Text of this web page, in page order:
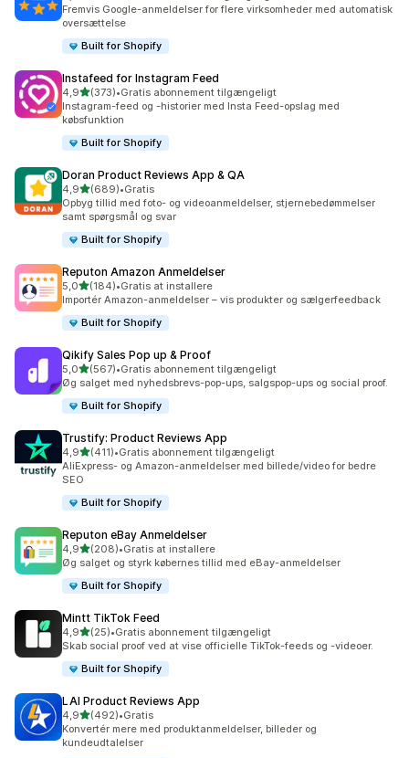
Fremvis Google-anmeldelser for flere virksomheder med automatisk
oversættelse
Built for Shopify
Instafeed for Instagram Feed
4,9ud af 5 stjerner
(373)
373 anmeldelser i alt
•Gratis abonnement tilgængeligt
Instagram-feed og -historier med Insta Feed-opslag med
købsfunktion
Built for Shopify
Doran Product Reviews App & QA
4,9ud af 5 stjerner
(689)
689 anmeldelser i alt
•Gratis
Opbyg tillid med foto- og videoanmeldelser, stjernebedømmelser
samt spørgsmål og svar
Built for Shopify
Reputon Amazon Anmeldelser
5,0ud af 5 stjerner
(184)
184 anmeldelser i alt
•Gratis at installere
Importér Amazon-anmeldelser – vis produkter og sælgerfeedback
Built for Shopify
Qikify Sales Pop up & Proof
5,0ud af 5 stjerner
(567)
567 anmeldelser i alt
•Gratis abonnement tilgængeligt
Øg salget med nyhedsbrevs-pop-ups, salgspop-ups og social proof.
Built for Shopify
Trustify: Product Reviews App
4,9ud af 5 stjerner
(411)
411 anmeldelser i alt
•Gratis abonnement tilgængeligt
AliExpress- og Amazon-anmeldelser med billede/video for bedre
SEO
Built for Shopify
Reputon eBay Anmeldelser
4,9ud af 5 stjerner
(208)
208 anmeldelser i alt
•Gratis at installere
Øg salget og styrk købernes tillid med eBay-anmeldelser
Built for Shopify
Mintt TikTok Feed
4,9ud af 5 stjerner
(25)
25 anmeldelser i alt
•Gratis abonnement tilgængeligt
Skab social proof ved at vise officielle TikTok-feeds og -videoer.
Built for Shopify
LAI Product Reviews App
4,9ud af 5 stjerner
(492)
492 anmeldelser i alt
•Gratis
Konvertér mere med produktanmeldelser, billeder og
kundeudtalelser